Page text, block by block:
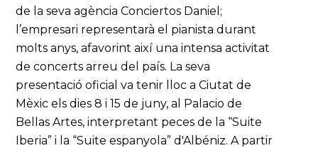
de la seva agència Conciertos Daniel;
l’empresari representarà el pianista durant
molts anys, afavorint així una intensa activitat
de concerts arreu del país. La seva
presentació oficial va tenir lloc a Ciutat de
Mèxic els dies 8 i 15 de juny, al Palacio de
Bellas Artes, interpretant peces de la “Suite
Iberia” i la “Suite espanyola” d'Albéniz. A partir